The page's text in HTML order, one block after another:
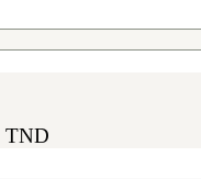
TND